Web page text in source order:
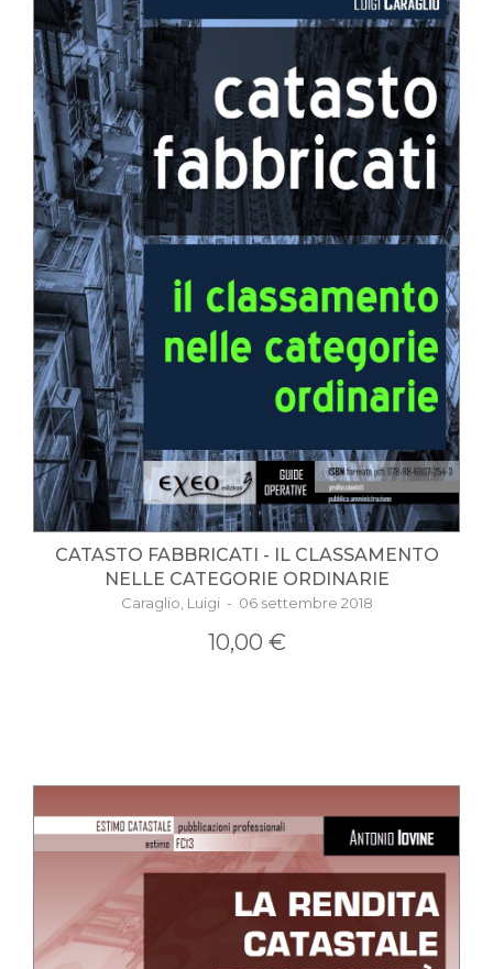
CATASTO FABBRICATI - IL CLASSAMENTO
NELLE CATEGORIE ORDINARIE
Caraglio, Luigi - 06 settembre 2018
10,00 €